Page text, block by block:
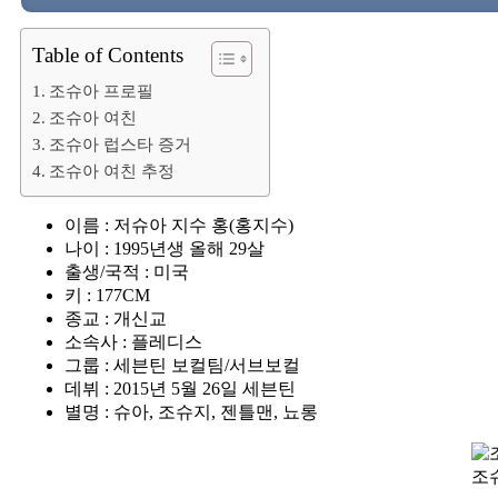
Table of Contents
조슈아 프로필
조슈아 여친
조슈아 럽스타 증거
조슈아 여친 추정
이름 : 저슈아 지수 홍(홍지수)
나이 : 1995년생 올해 29살
출생/국적 : 미국
키 : 177CM
종교 : 개신교
소속사 : 플레디스
그룹 : 세븐틴 보컬팀/서브보컬
데뷔 : 2015년 5월 26일 세븐틴
별명 : 슈아, 조슈지, 젠틀맨, 뇨롱
조